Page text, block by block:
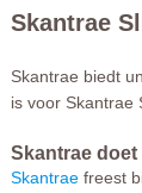
Skantrae
Skantrae biedt
is voor Skantrae
Skantrae
Skantrae freest